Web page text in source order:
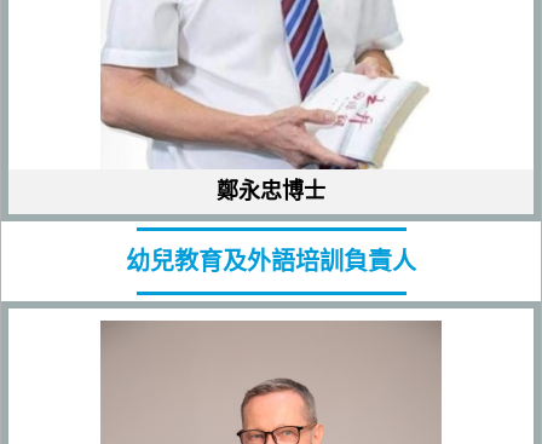
鄭永忠博士
幼兒教育及外語培訓負責人